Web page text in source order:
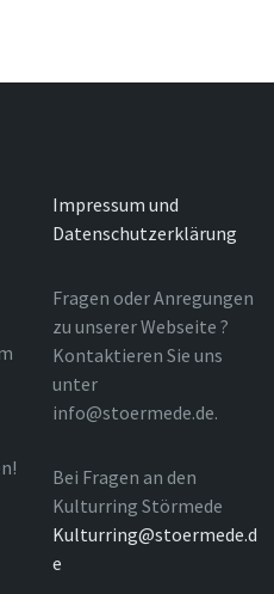
Impressum und
Datenschutzerklärung
Fragen oder Anregungen
zu unserer Webseite ?
Kontaktieren Sie uns
unter
info@stoermede.de.
Bei Fragen an den
Kulturring Störmede
Kulturring@stoermede.d
e